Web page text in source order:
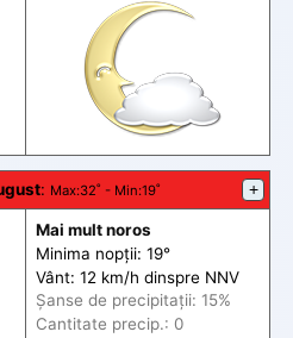
: Max:32˚ - Min:19˚ +
Mai mult noros
Minima nopții: 19°
Vânt: 12 km/h dinspre NNV
Șanse de precipitații: 15%
Cantitate precip.: 0